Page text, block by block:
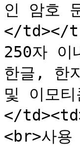
인 암호
</td></
250자 이
한글, 한
및 이모
</
<br>사